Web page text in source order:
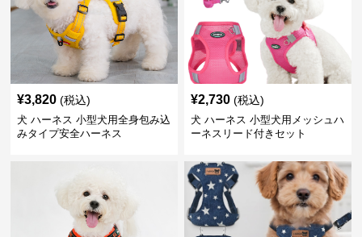
¥3,820 (税込)
犬 ハーネス 小型犬用全身包み込
みタイプ安全ハーネス
¥2,730 (税込)
犬 ハーネス 小型犬用メッシュハ
ーネスリード付きセット